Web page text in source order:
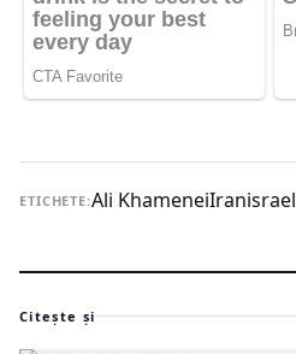
ETICHETE:Ali KhameneiIranisrael
Citește și